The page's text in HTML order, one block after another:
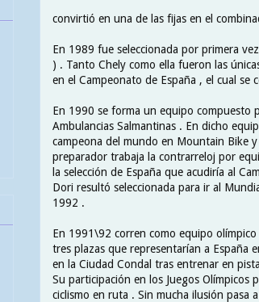
convirtió en una de las fijas en el
En 1989 fue seleccionada por primera
) . Tanto Chely como ella fueron las
en el Campeonato de España , el cual se
En 1990 se forma un equipo compuesto
Ambulancias Salmantinas . En dicho
campeona del mundo en Mountain Bike
preparador trabaja la contrarreloj por
la selección de España que acudiría al
Dori resultó seleccionada para ir al
1992 .
En 1991\92 corren como equipo
tres plazas que representarían a España
en la Ciudad Condal tras entrenar en
Su participación en los Juegos Olímpicos
ciclismo en ruta . Sin mucha ilusión